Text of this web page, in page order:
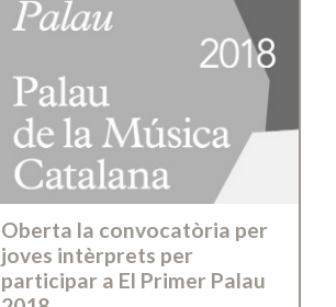
Oberta la convocatòria per
joves intèrprets per
participar a El Primer Palau